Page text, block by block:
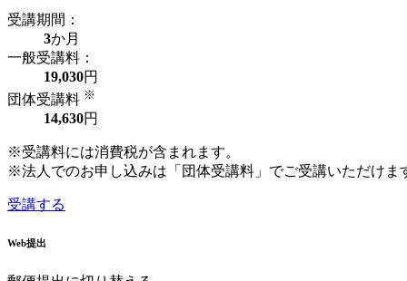
受講期間：
3か月
一般受講料：
19,030円
団体受講料 ※
14,630円
※受講料には消費税が含まれます。
※法人でのお申し込みは「団体受講料」でご受講いただけま
受講する
Web提出